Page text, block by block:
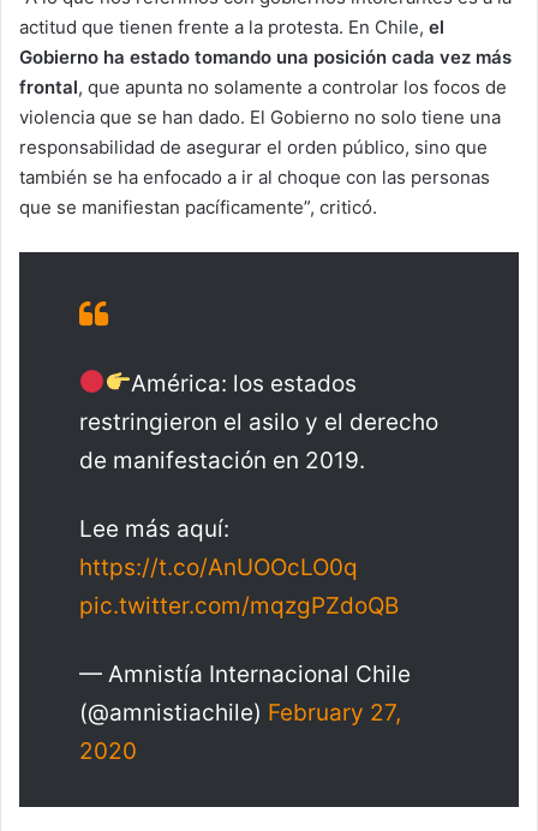
actitud que tienen frente a la protesta. En Chile, el
Gobierno ha estado tomando una posición cada vez más
frontal, que apunta no solamente a controlar los focos de
violencia que se han dado. El Gobierno no solo tiene una
responsabilidad de asegurar el orden público, sino que
también se ha enfocado a ir al choque con las personas
que se manifiestan pacíficamente”, criticó.
América: los estados
restringieron el asilo y el derecho
de manifestación en 2019.
Lee más aquí:
https://t.co/AnUOOcLO0q
pic.twitter.com/mqzgPZdoQB
— Amnistía Internacional Chile
(@amnistiachile) February 27,
2020